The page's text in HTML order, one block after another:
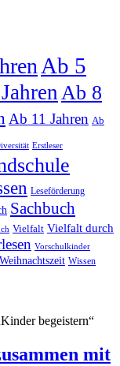
Ab 5
Ab 8
Ab 11 Jahren Ab
Erstleser
Leseförderung
Sachbuch
Vielfalt Vielfalt durch
Vorschulkinder
Weihnachtszeit Wissen
mit